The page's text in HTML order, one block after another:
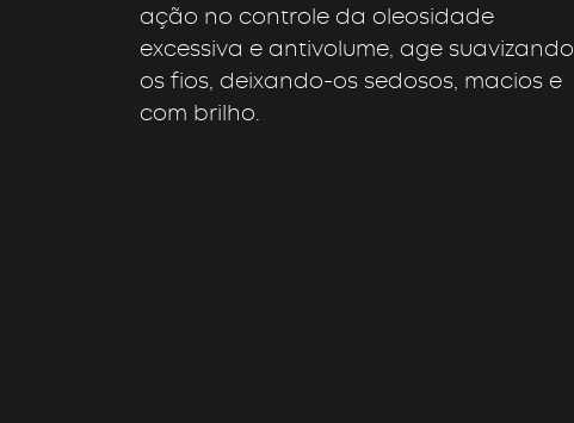
ação no controle da oleosidade
excessiva e antivolume, age suavizando
os fios, deixando-os sedosos, macios e
com brilho.